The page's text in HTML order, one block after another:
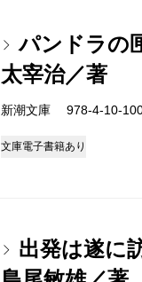
パンドラの
太宰治／著
新潮文庫 978-4-10-
文庫電子書籍あり
出発は遂に